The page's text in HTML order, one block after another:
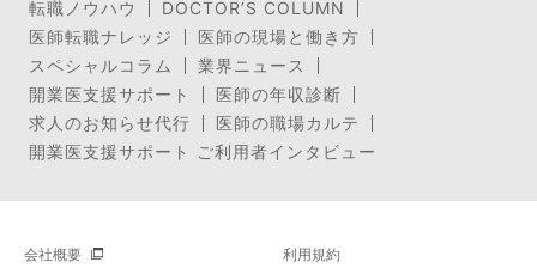
転職ノウハウ
DOCTOR’S COLUMN
医師転職ナレッジ
医師の現場と働き方
スペシャルコラム
業界ニュース
開業医支援サポート
医師の年収診断
求人のお知らせ代行
医師の職場カルテ
開業医支援サポート ご利用者インタビュー
会社概要 利用規約